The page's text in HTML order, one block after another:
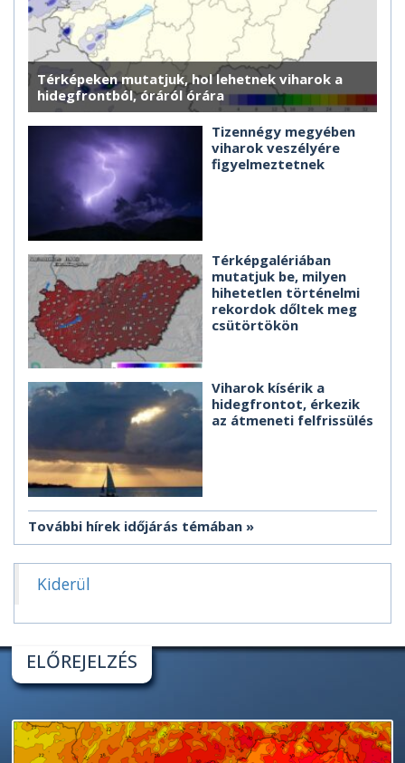
Térképeken mutatjuk, hol lehetnek viharok a
hidegfrontból, óráról órára
Tizennégy megyében
viharok veszélyére
figyelmeztetnek
Térképgalériában
mutatjuk be, milyen
hihetetlen történelmi
rekordok dőltek meg
csütörtökön
Viharok kísérik a
hidegfrontot, érkezik
az átmeneti felfrissülés
További hírek időjárás témában
Kiderül
ELŐREJELZÉS